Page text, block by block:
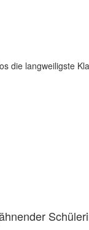
die langweiligste